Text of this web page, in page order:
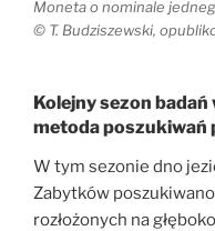
Moneta o nominale
© T. Budziszewski,
Kolejny sezon badań
metoda poszukiwań
W tym sezonie dno
Zabytków
rozłożonych na